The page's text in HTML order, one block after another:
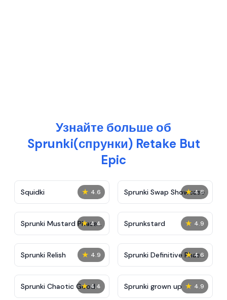
Узнайте больше об
Sprunki(спрунки) Retake But
Epic
★ 4.6
Squidki ★ 4.8
Sprunki Swap Showcase
★ 4.4
Sprunki Mustard Phase
2
★ 4.9
Sprunkstard
★ 4.9
Sprunki Relish ★ 4.6
Sprunki Definitive Phase
7
★ 4.4
Sprunki Chaotic Good ★ 4.9
Sprunki grown up